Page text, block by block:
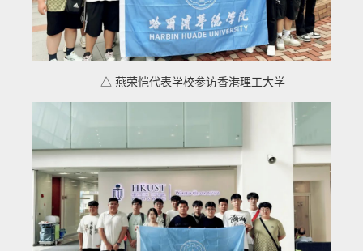
△ 燕荣恺代表学校参访香港理工大学